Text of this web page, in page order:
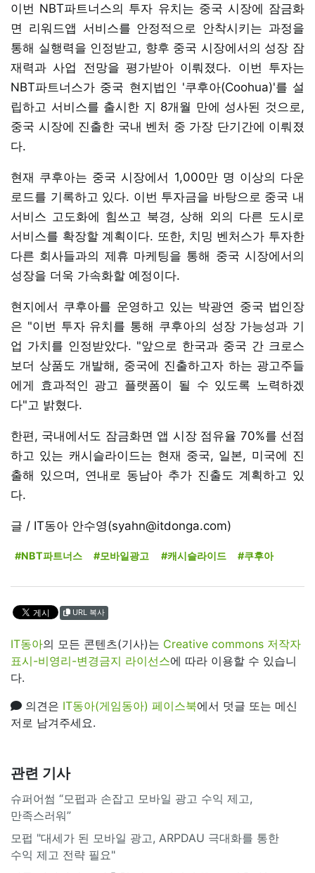
이번 NBT파트너스의 투자 유치는 중국 시장에 잠금화
면 리워드앱 서비스를 안정적으로 안착시키는 과정을
통해 실행력을 인정받고, 향후 중국 시장에서의 성장 잠
재력과 사업 전망을 평가받아 이뤄졌다. 이번 투자는
NBT파트너스가 중국 현지법인 '쿠후아(Coohua)'를 설
립하고 서비스를 출시한 지 8개월 만에 성사된 것으로,
중국 시장에 진출한 국내 벤처 중 가장 단기간에 이뤄졌
다.
현재 쿠후아는 중국 시장에서 1,000만 명 이상의 다운
로드를 기록하고 있다. 이번 투자금을 바탕으로 중국 내
서비스 고도화에 힘쓰고 북경, 상해 외의 다른 도시로
서비스를 확장할 계획이다. 또한, 치밍 벤처스가 투자한
다른 회사들과의 제휴 마케팅을 통해 중국 시장에서의
성장을 더욱 가속화할 예정이다.
현지에서 쿠후아를 운영하고 있는 박광연 중국 법인장
은 "이번 투자 유치를 통해 쿠후아의 성장 가능성과 기
업 가치를 인정받았다. "앞으로 한국과 중국 간 크로스
보더 상품도 개발해, 중국에 진출하고자 하는 광고주들
에게 효과적인 광고 플랫폼이 될 수 있도록 노력하겠
다"고 밝혔다.
한편, 국내에서도 잠금화면 앱 시장 점유율 70%를 선점
하고 있는 캐시슬라이드는 현재 중국, 일본, 미국에 진
출해 있으며, 연내로 동남아 추가 진출도 계획하고 있
다.
글 / IT동아 안수영(syahn@itdonga.com)
#NBT파트너스 #모바일광고 #캐시슬라이드 #쿠후아
URL 복사
IT동아의 모든 콘텐츠(기사)는 Creative commons 저작자
표시-비영리-변경금지 라이선스에 따라 이용할 수 있습니
다.
의견은 IT동아(게임동아) 페이스북에서 덧글 또는 메신
저로 남겨주세요.
관련 기사
슈퍼어썸 “모펍과 손잡고 모바일 광고 수익 제고,
만족스러워”
모펍 "대세가 된 모바일 광고, ARPDAU 극대화를 통한
수익 제고 전략 필요"